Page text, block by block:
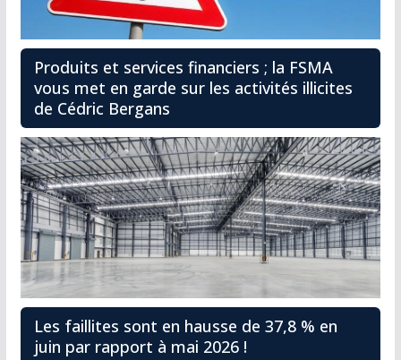
Produits et services financiers ; la FSMA
vous met en garde sur les activités illicites
de Cédric Bergans
Les faillites sont en hausse de 37,8 % en
juin par rapport à mai 2026 !